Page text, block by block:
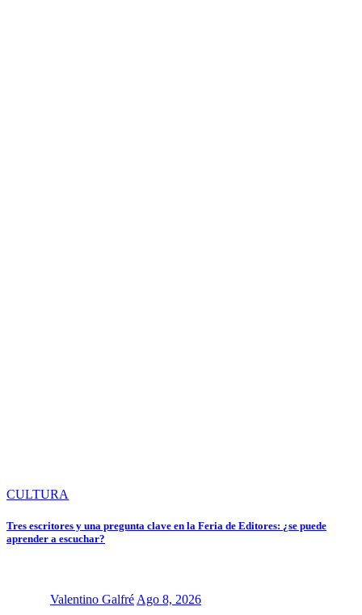
CULTURA
Tres escritores y una pregunta clave en la Feria de Editores: ¿se puede
aprender a escuchar?
Valentino Galfré Ago 8, 2026